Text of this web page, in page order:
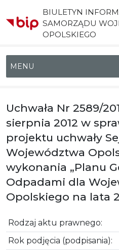
BIULETYN
SAMORZĄDU
OPOLSKIEGO
Menu główne
Uchwała Nr 2589/
sierpnia 2012 w
projektu uchwały
Województwa
wykonania „Planu
Odpadami dla
Opolskiego na lata
Rodzaj aktu prawnego:
Rok podjęcia (podpisania):